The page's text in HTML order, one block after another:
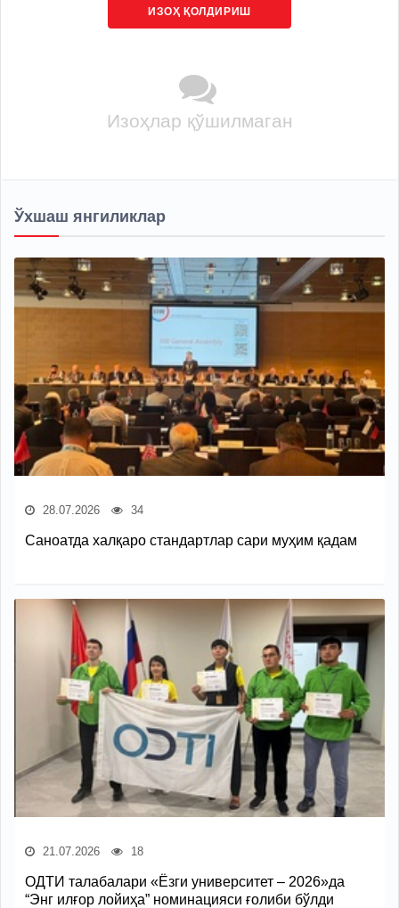
ИЗОҲ ҚОЛДИРИШ
Изоҳлар қўшилмаган
Ўхшаш янгиликлар
28.07.2026 34
Саноатда халқаро стандартлар сари муҳим қадам
21.07.2026 18
ОДТИ талабалари «Ёзги университет – 2026»да
“Энг илғор лойиҳа” номинацияси ғолиби бўлди